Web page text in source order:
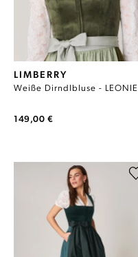
LIMBERRY
Weiße Dirndlbluse - LEONIE
149,00 €